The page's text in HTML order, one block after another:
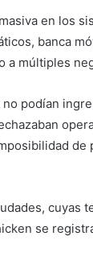
en los
banca
a múltiples
podían
cuyas
se